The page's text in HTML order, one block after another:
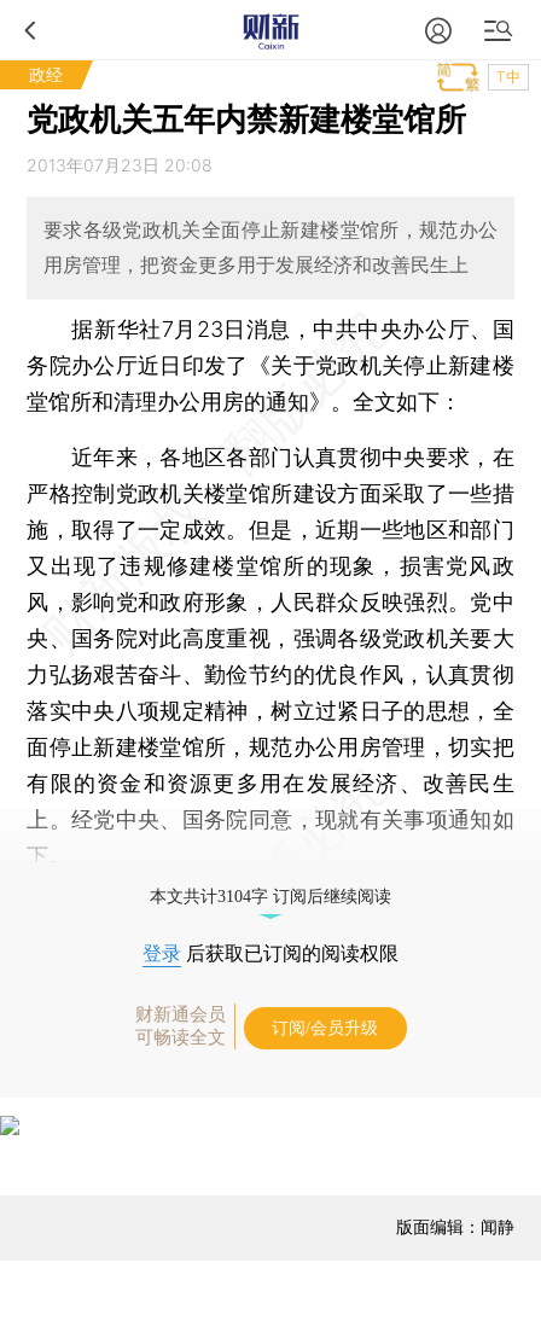
政经 T中
党政机关五年内禁新建楼堂馆所
2013年07月23日 20:08
要求各级党政机关全面停止新建楼堂馆所，规范办公
用房管理，把资金更多用于发展经济和改善民生上
据新华社7月23日消息，中共中央办公厅、国
务院办公厅近日印发了《关于党政机关停止新建楼
堂馆所和清理办公用房的通知》。全文如下：
近年来，各地区各部门认真贯彻中央要求，在
严格控制党政机关楼堂馆所建设方面采取了一些措
施，取得了一定成效。但是，近期一些地区和部门
又出现了违规修建楼堂馆所的现象，损害党风政
风，影响党和政府形象，人民群众反映强烈。党中
央、国务院对此高度重视，强调各级党政机关要大
力弘扬艰苦奋斗、勤俭节约的优良作风，认真贯彻
落实中央八项规定精神，树立过紧日子的思想，全
面停止新建楼堂馆所，规范办公用房管理，切实把
有限的资金和资源更多用在发展经济、改善民生
上。经党中央、国务院同意，现就有关事项通知如
下。
本文共计3104字 订阅后继续阅读
登录 后获取已订阅的阅读权限
财新通会员
可畅读全文
订阅/会员升级
版面编辑：闻静